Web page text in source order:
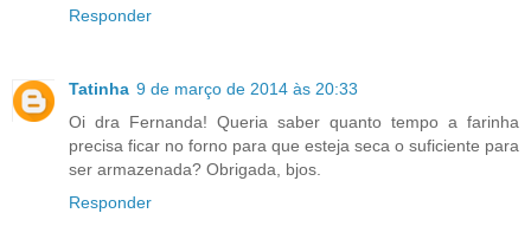
Responder
Tatinha 9 de março de 2014 às 20:33
Oi dra Fernanda! Queria saber quanto tempo a farinha
precisa ficar no forno para que esteja seca o suficiente para
ser armazenada? Obrigada, bjos.
Responder